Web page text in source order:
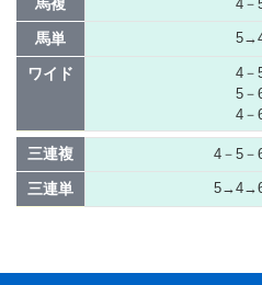
4－
馬単
ワイド
4－
5－
4－
三連複 4－5－
三連単